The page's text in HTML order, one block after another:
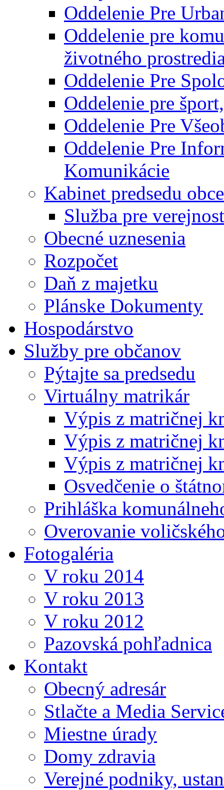
Oddelenie Pre
Oddelenie pre
životného
Oddelenie Pre
Oddelenie pre
Oddelenie Pre
Oddelenie Pre
Komunikácie
Kabinet predsedu obce
Služba pre
Obecné uznesenia
Rozpočet
Daň z majetku
Plánske Dokumenty
Hospodárstvo
Služby pre občanov
Pýtajte sa predsedu
Virtuálny matrikár
Výpis z matričnej
Výpis z matričnej
Výpis z matričnej
Osvedčenie o
Prihláška
Overovanie
Fotogaléria
V roku 2014
V roku 2013
V roku 2012
Pazovská pohľadnica
Kontakt
Obecný adresár
Stlačte a Media
Miestne úrady
Domy zdravia
Verejné podniky,